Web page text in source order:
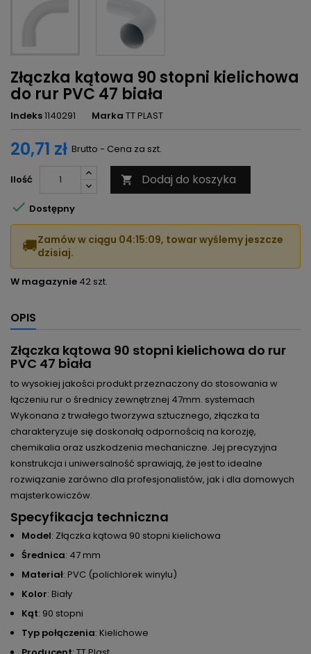
Złączka kątowa 90 stopni kielichowa
do rur PVC 47 biała
Indeks1140291 Marka TT PLAST
20,71 zł Brutto - Cena za szt.
Ilość  Dodaj do koszyka
 Dostępny
🚚Zamów w ciągu 04:15:09, towar wyślemy jeszcze
dzisiaj.
W magazynie 42 szt.
OPIS
Złączka kątowa 90 stopni kielichowa do rur
PVC 47 biała
to wysokiej jakości produkt przeznaczony do stosowania w
łączeniu rur o średnicy zewnętrznej 47mm. systemach
Wykonana z trwałego tworzywa sztucznego, złączka ta
charakteryzuje się doskonałą odpornością na korozję,
chemikalia oraz uszkodzenia mechaniczne. Jej precyzyjna
konstrukcja i uniwersalność sprawiają, że jest to idealne
rozwiązanie zarówno dla profesjonalistów, jak i dla domowych
majsterkowiczów.
Specyfikacja techniczna
Model: Złączka kątowa 90 stopni kielichowa
Średnica: 47 mm
Materiał: PVC (polichlorek winylu)
Kolor: Biały
Kąt: 90 stopni
Typ połączenia: Kielichowe